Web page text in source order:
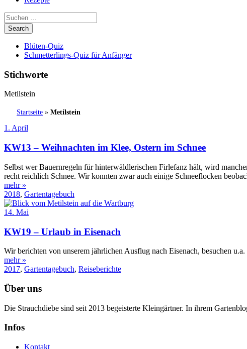
Blüten-Quiz
Schmetterlings-Quiz für Anfänger
Stichworte
Metilstein
Startseite » Metilstein
1. April
KW13 – Weihnachten im Klee, Ostern im Schnee
Selbst wer Bauernregeln für hinterwäldlerischen Firlefanz hält, wird
recht reichlich Schnee. Wir konnten zwar auch einige Schneeflocken
mehr »
2018, Gartentagebuch
14. Mai
KW19 – Urlaub in Eisenach
Wir berichten von unserem jährlichen Ausflug nach Eisenach, besuchen
mehr »
2017, Gartentagebuch, Reiseberichte
Über uns
Die Strauchdiebe sind seit 2013 begeisterte Kleingärtner. In ihrem
Infos
Kontakt